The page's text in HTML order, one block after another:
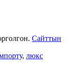
Сайттын
, люкс